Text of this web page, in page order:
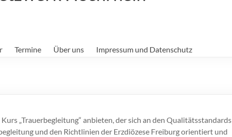
Termine Über uns Impressum und Datenschutz
„Trauerbegleitung“ anbieten, der sich an den Qualitätsstandards
und den Richtlinien der Erzdiözese Freiburg orientiert und